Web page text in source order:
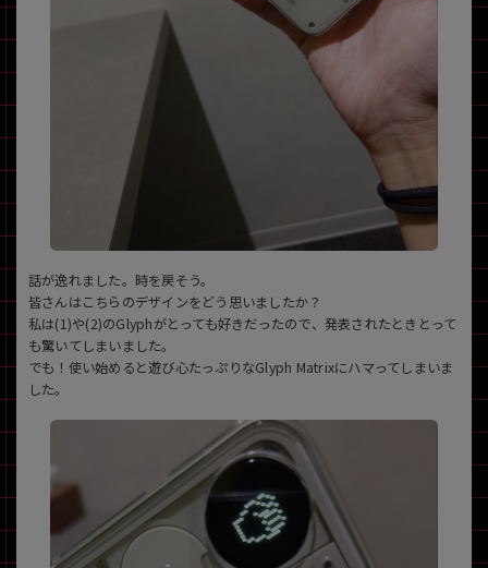
話が逸れました。時を戻そう。
皆さんはこちらのデザインをどう思いましたか？
私は(1)や(2)のGlyphがとっても好きだったので、発表されたときとって
も驚いてしまいました。
でも！使い始めると遊び心たっぷりなGlyph Matrixにハマってしまいま
した。